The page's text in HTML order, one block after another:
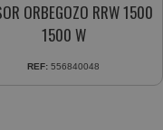
ORBEGOZO RRW 1500
1500 W
REF: 556840048